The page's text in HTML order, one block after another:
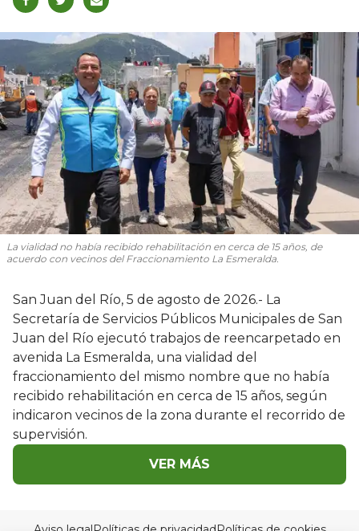
La vialidad no había recibido rehabilitación en cerca de 15 años, de
acuerdo con vecinos del Fraccionamiento La Esmeralda.
San Juan del Río, 5 de agosto de 2026.- La
Secretaría de Servicios Públicos Municipales de San
Juan del Río ejecutó trabajos de reencarpetado en
avenida La Esmeralda, una vialidad del
fraccionamiento del mismo nombre que no había
recibido rehabilitación en cerca de 15 años, según
indicaron vecinos de la zona durante el recorrido de
supervisión.
VER MÁS